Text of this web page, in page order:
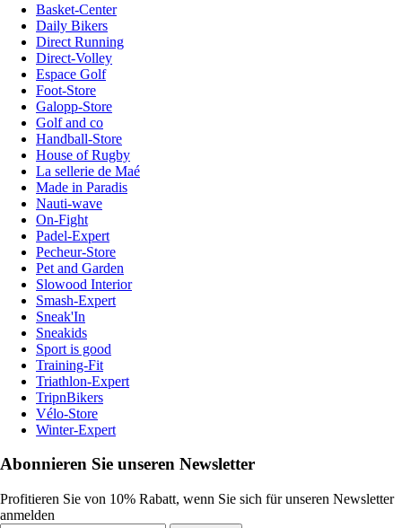
Basket-Center
Daily Bikers
Direct Running
Direct-Volley
Espace Golf
Foot-Store
Galopp-Store
Golf and co
Handball-Store
House of Rugby
La sellerie de Maé
Made in Paradis
Nauti-wave
On-Fight
Padel-Expert
Pecheur-Store
Pet and Garden
Slowood Interior
Smash-Expert
Sneak'In
Sneakids
Sport is good
Training-Fit
Triathlon-Expert
TripnBikers
Vélo-Store
Winter-Expert
Abonnieren Sie unseren Newsletter
Profitieren Sie von 10% Rabatt, wenn Sie sich für unseren Newsletter
anmelden